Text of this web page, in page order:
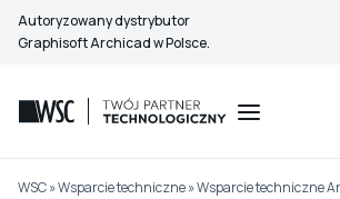
Przejdź
do
Autoryzowany dystrybutor
Graphisoft Archicad w Polsce.
WSC»Wsparcie techniczne»Wsparcie techniczne